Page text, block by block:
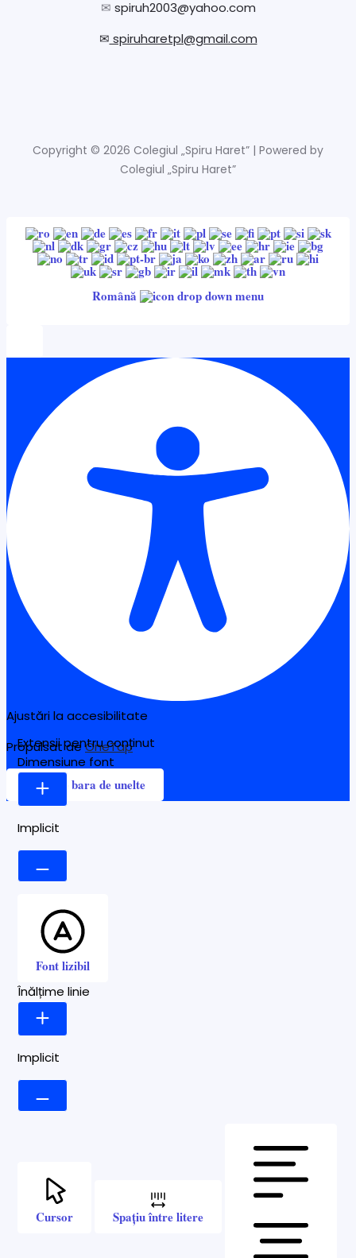
✉ spiruh2003@yahoo.com
✉ spiruharetpl@gmail.com
Copyright © 2026 Colegiul „Spiru Haret” | Powered by
Colegiul „Spiru Haret”
Română
Ajustări la accesibilitate
Propulsat deOneTap
Ascunde bara de unelte
Extensii pentru conținut
Dimensiune font
Implicit
Font lizibil
Înălțime linie
Implicit
Cursor Spațiu între litere